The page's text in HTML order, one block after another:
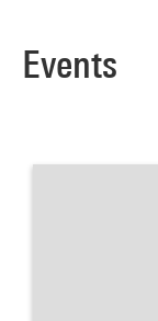
Events